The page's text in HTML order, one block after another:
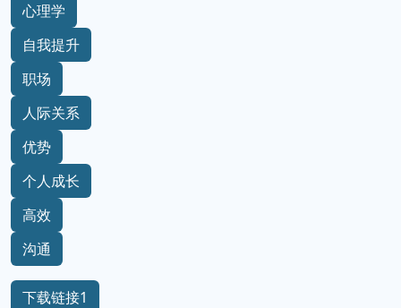
心理学
自我提升
职场
人际关系
优势
个人成长
高效
沟通
下载链接1